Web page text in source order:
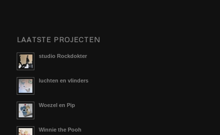
LAATSTE PROJECTEN
studio Rockdokter
luchten en vlinders
Woezel en Pip
Winnie the Pooh